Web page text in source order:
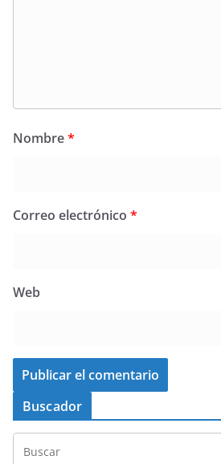
Nombre*
Correo electrónico *
Web
Buscador